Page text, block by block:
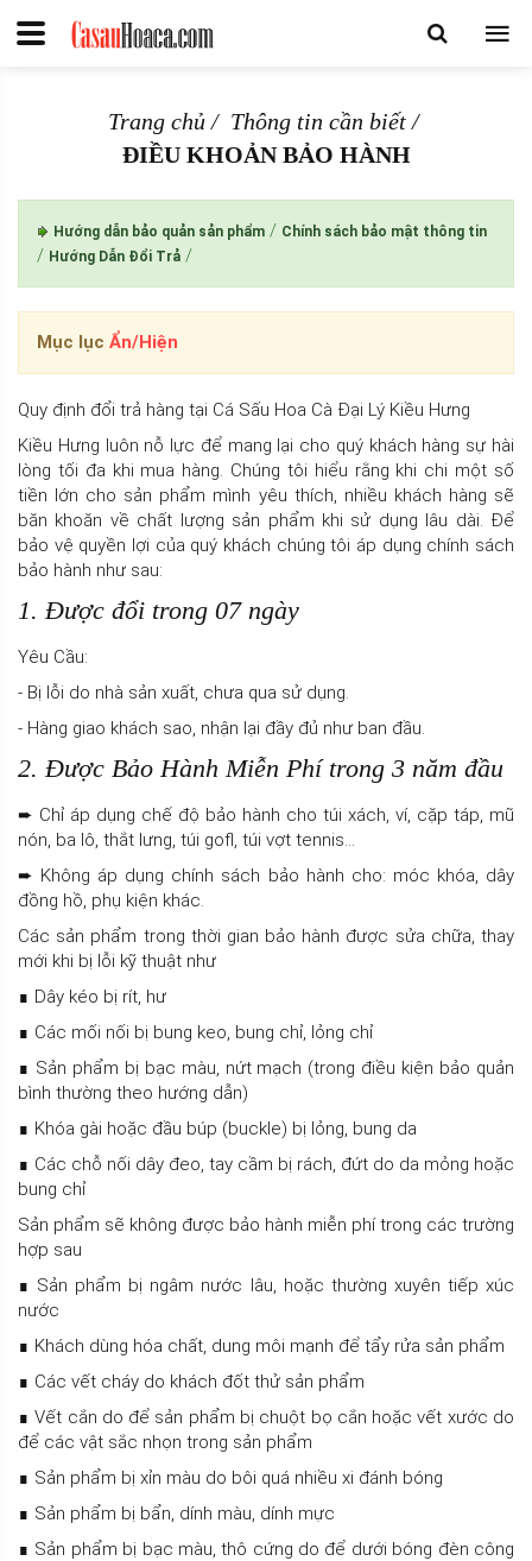
Trang chủ
Thông tin cần biết
ĐIỀU KHOẢN BẢO HÀNH
Hướng dẫn bảo quản sản phẩm / Chính sách bảo mật thông tin
/ Hướng Dẫn Đổi Trả /
Mục lục Ẩn/Hiện
Quy định đổi trả hàng tại Cá Sấu Hoa Cà Đại Lý Kiều Hưng
Kiều Hưng luôn nỗ lực để mang lại cho quý khách hàng sự hài
lòng tối đa khi mua hàng. Chúng tôi hiểu rằng khi chi một số
tiền lớn cho sản phẩm mình yêu thích, nhiều khách hàng sẽ
băn khoăn về chất lượng sản phẩm khi sử dụng lâu dài. Để
bảo vệ quyền lợi của quý khách chúng tôi áp dụng chính sách
bảo hành như sau:
1. Được đổi trong 07 ngày
Yêu Cầu:
- Bị lỗi do nhà sản xuất, chưa qua sử dụng.
- Hàng giao khách sao, nhận lại đầy đủ như ban đầu.
2. Được Bảo Hành Miễn Phí trong 3 năm đầu
➨ Chỉ áp dụng chế độ bảo hành cho túi xách, ví, cặp táp, mũ
nón, ba lô, thắt lưng, túi gofl, túi vợt tennis…
➨ Không áp dụng chính sách bảo hành cho: móc khóa, dây
đồng hồ, phụ kiện khác.
Các sản phẩm trong thời gian bảo hành được sửa chữa, thay
mới khi bị lỗi kỹ thuật như
∎ Dây kéo bị rít, hư
∎ Các mối nối bị bung keo, bung chỉ, lỏng chỉ
∎ Sản phẩm bị bạc màu, nứt mạch (trong điều kiện bảo quản
bình thường theo hướng dẫn)
∎ Khóa gài hoặc đầu búp (buckle) bị lỏng, bung da
∎ Các chỗ nối dây đeo, tay cầm bị rách, đứt do da mỏng hoặc
bung chỉ
Sản phẩm sẽ không được bảo hành miễn phí trong các trường
hợp sau
∎ Sản phẩm bị ngâm nước lâu, hoặc thường xuyên tiếp xúc
nước
∎ Khách dùng hóa chất, dung môi mạnh để tẩy rửa sản phẩm
∎ Các vết cháy do khách đốt thử sản phẩm
∎ Vết cắn do để sản phẩm bị chuột bọ cắn hoặc vết xước do
để các vật sắc nhọn trong sản phẩm
∎ Sản phẩm bị xỉn màu do bôi quá nhiều xi đánh bóng
∎ Sản phẩm bị bẩn, dính màu, dính mực
∎ Sản phẩm bị bạc màu, thô cứng do để dưới bóng đèn công